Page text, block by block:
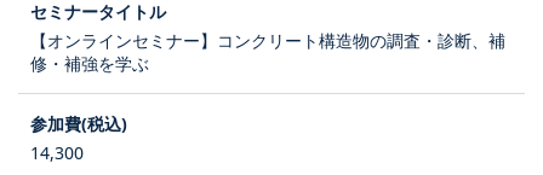
【オンラインセミナー】コンクリート構造物の調査・診断、補
修・補強を学ぶ
14,300